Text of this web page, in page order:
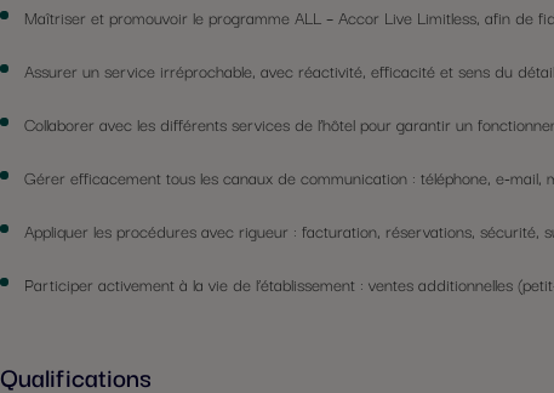
Maîtriser et promouvoir le programme ALL – Accor Live Limitless, afin de
Assurer un service irréprochable, avec réactivité, efficacité et sens du
Collaborer avec les différents services de l’hôtel pour garantir un
Gérer efficacement tous les canaux de communication : téléphone, e-mail,
Appliquer les procédures avec rigueur : facturation, réservations, sécurité,
Participer activement à la vie de l’établissement : ventes additionnelles
Qualifications